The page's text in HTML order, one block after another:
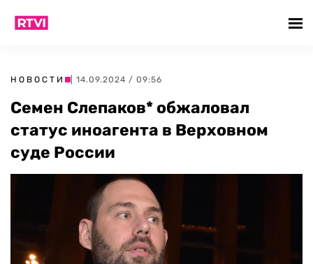
НОВОСТИ | 14.09.2024 / 09:56
Семен Слепаков* обжаловал
статус иноагента в Верховном
суде России